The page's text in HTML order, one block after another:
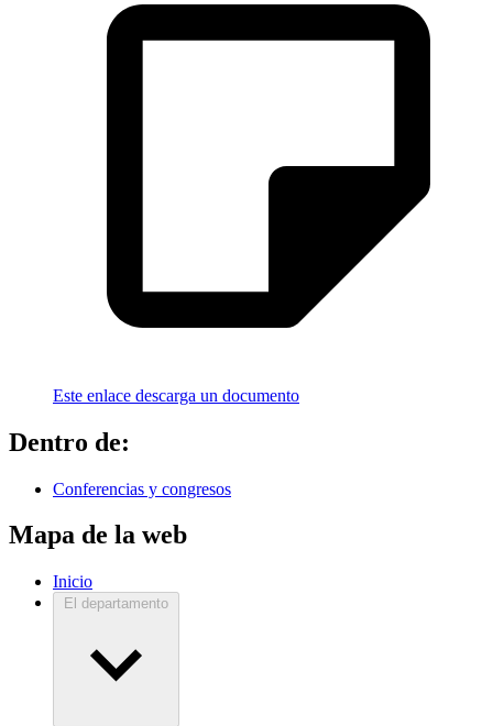
Este enlace descarga un documento
Dentro de:
Conferencias y congresos
Mapa de la web
Inicio
El departamento